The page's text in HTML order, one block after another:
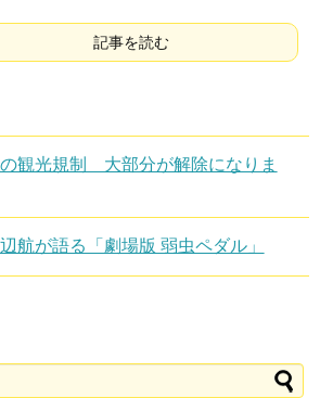
記事を読む
観光規制 大部分が解除になりま
航が語る「劇場版 弱虫ペダル」